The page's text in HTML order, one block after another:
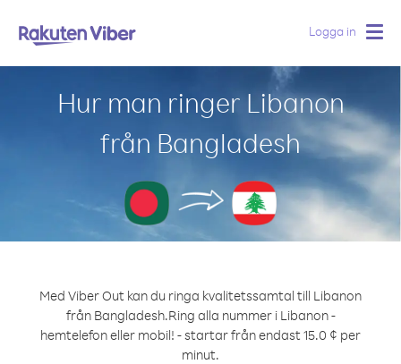
Logga in
Hur man ringer Libanon
från Bangladesh
Med Viber Out kan du ringa kvalitetssamtal till Libanon
från Bangladesh.Ring alla nummer i Libanon -
hemtelefon eller mobil! - startar från endast 15.0 ¢ per
minut.